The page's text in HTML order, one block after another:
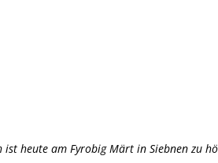
ist heute am Fyrobig Märt in Siebnen zu